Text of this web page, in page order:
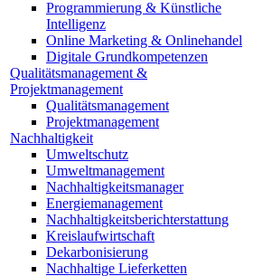
Programmierung & Künstliche
Intelligenz
Online Marketing & Onlinehandel
Digitale Grundkompetenzen
Qualitätsmanagement &
Projektmanagement
Qualitätsmanagement
Projektmanagement
Nachhaltigkeit
Umweltschutz
Umweltmanagement
Nachhaltigkeitsmanager
Energiemanagement
Nachhaltigkeitsberichterstattung
Kreislaufwirtschaft
Dekarbonisierung
Nachhaltige Lieferketten